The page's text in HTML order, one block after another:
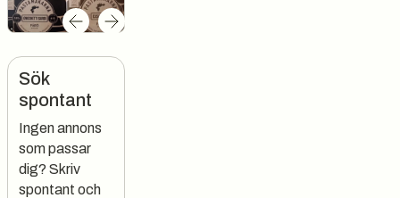
Sök
spontant
Ingen annons
som passar
dig? Skriv
spontant och